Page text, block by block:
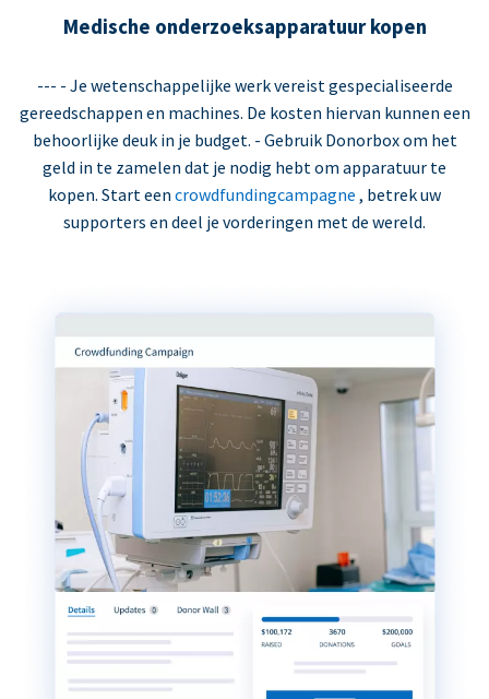
Medische onderzoeksapparatuur kopen
--- - Je wetenschappelijke werk vereist gespecialiseerde
gereedschappen en machines. De kosten hiervan kunnen een
behoorlijke deuk in je budget. - Gebruik Donorbox om het
geld in te zamelen dat je nodig hebt om apparatuur te
kopen. Start een crowdfundingcampagne , betrek uw
supporters en deel je vorderingen met de wereld.